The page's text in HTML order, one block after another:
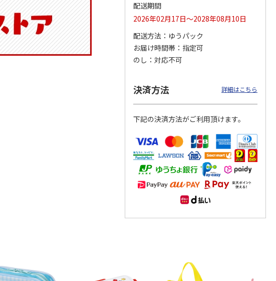
マスコット入りドリ
ンクボトル ハロー
キティ PSPR5MC
3,300円
パペットスンスン
R…
1,485円
コーデュロイ生地ラ
キティ KCOB2
2,200円
(送料別・税込)
八角形ステンレスマ
配送期間
2026年02月17日～2028年08月10日
配送方法
ゆうパック
お届け時間帯
指定可
のし
対応不可
決済方法 詳細はこちら
下記の決済方法がご利用頂けます。